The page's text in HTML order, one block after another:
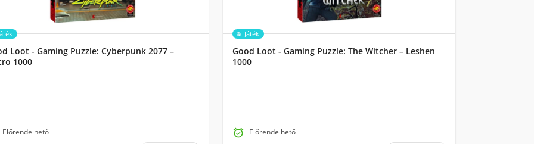
Loot - Gaming Puzzle: Cyberpunk 2077 –
1000
Előrendelhető
Játék
Good Loot - Gaming Puzzle: The Witcher – Leshen
1000
 Előrendelhető